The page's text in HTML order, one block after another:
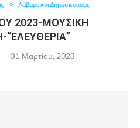
Λάβαμε και Δημοσιεύουμε
2023-ΜΟΥΣΙΚΗ
31 Μαρτίου, 2023